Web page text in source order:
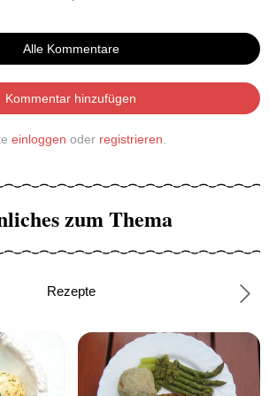
Alle Kommentare
Kommentar hinzufügen
einloggen oder registrieren
zum Thema
Rezepte